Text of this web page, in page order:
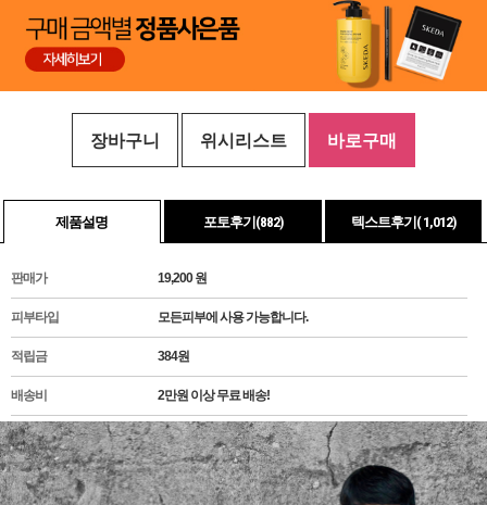
장바구니 위시리스트 바로구매
제품설명 포토후기(882) 텍스트후기( 1,012)
판매가 19,200 원
피부타입 모든피부에 사용 가능합니다.
적립금 384원
배송비 2만원 이상 무료 배송!